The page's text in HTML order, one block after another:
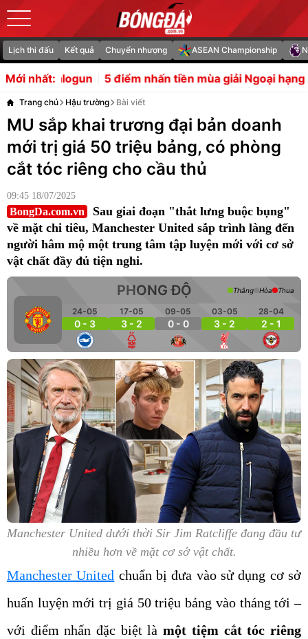
Lịch thi đấu Kết quả Chuyển nhượng ASEAN Championship
Mới nhất:
5 điểm nhấn tiền mùa giải Ngoại hạng Anh: Nỗi lo
Trang chủ Hậu trường Bài viết
MU sắp khai trương đại bản doanh
mới trị giá 50 triệu bảng, có phòng
cắt tóc riêng cho cầu thủ
09:45 18/07/2025
BongDa.com.vn
Sau giai đoạn "thắt lưng buộc bụng"
về mặt chi tiêu, Manchester United sắp trình làng đến
người hâm mộ một trung tâm tập luyện mới với cơ sở
vật chất đầy đủ tiện nghi.
PHONG ĐỘ
24-05
0 - 3
17-05
3 - 2
09-05
0 - 0
03-05
3 - 2
28-04
2 - 1
Thắng Hòa Thua
Manchester United dưới thời Sir Jim Ratcliffe đang đầu tư
nhiều hơn về mặt cơ sở vật chất.
Manchester United chuẩn bị đưa vào sử dụng cơ sở
huấn luyện mới trị giá 50 triệu bảng vào tháng tới –
với điểm nhấn đặc biệt làmột tiệm cắt tóc riêng